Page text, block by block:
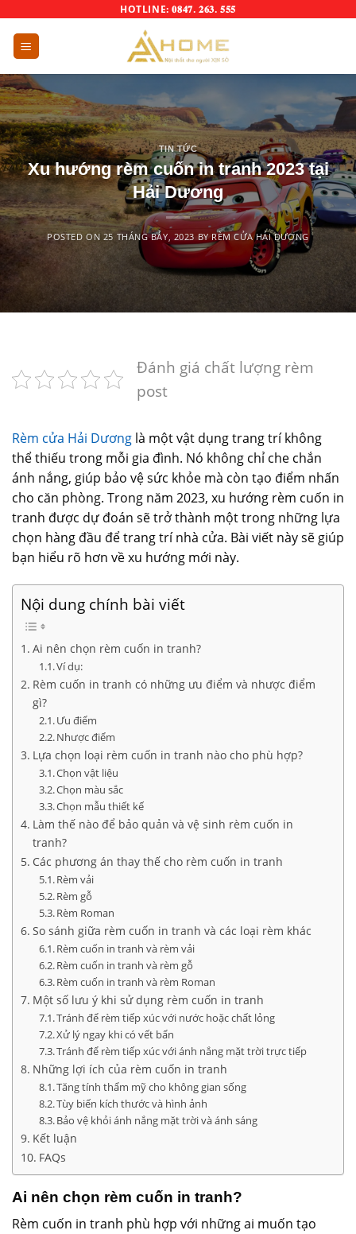
content
HOTLINE: 𝟎𝟖𝟒𝟕. 𝟐𝟔𝟑. 𝟓𝟓𝟓
TIN TỨC
Xu hướng rèm cuốn in tranh 2023 tại
Hải Dương
POSTED ON 25 THÁNG BẢY, 2023 BYRÈM CỬA HẢI DƯƠNG
Đánh giá chất lượng rèm
post
Rèm cửa Hải Dương là một vật dụng trang trí không
thể thiếu trong mỗi gia đình. Nó không chỉ che chắn
ánh nắng, giúp bảo vệ sức khỏe mà còn tạo điểm nhấn
cho căn phòng. Trong năm 2023, xu hướng rèm cuốn in
tranh được dự đoán sẽ trở thành một trong những lựa
chọn hàng đầu để trang trí nhà cửa. Bài viết này sẽ giúp
bạn hiểu rõ hơn về xu hướng mới này.
Nội dung chính bài viết
Ai nên chọn rèm cuốn in tranh?
Ví dụ:
Rèm cuốn in tranh có những ưu điểm và nhược điểm
gì?
Ưu điểm
Nhược điểm
Lựa chọn loại rèm cuốn in tranh nào cho phù hợp?
Chọn vật liệu
Chọn màu sắc
Chọn mẫu thiết kế
Làm thế nào để bảo quản và vệ sinh rèm cuốn in
tranh?
Các phương án thay thế cho rèm cuốn in tranh
Rèm vải
Rèm gỗ
Rèm Roman
So sánh giữa rèm cuốn in tranh và các loại rèm khác
Rèm cuốn in tranh và rèm vải
Rèm cuốn in tranh và rèm gỗ
Rèm cuốn in tranh và rèm Roman
Một số lưu ý khi sử dụng rèm cuốn in tranh
Tránh để rèm tiếp xúc với nước hoặc chất lỏng
Xử lý ngay khi có vết bẩn
Tránh để rèm tiếp xúc với ánh nắng mặt trời trực tiếp
Những lợi ích của rèm cuốn in tranh
Tăng tính thẩm mỹ cho không gian sống
Tùy biến kích thước và hình ảnh
Bảo vệ khỏi ánh nắng mặt trời và ánh sáng
Kết luận
FAQs
Ai nên chọn rèm cuốn in tranh?
Rèm cuốn in tranh phù hợp với những ai muốn tạo